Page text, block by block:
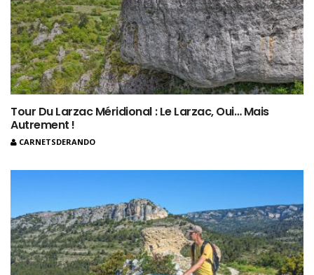
Tour Du Larzac Méridional : Le Larzac, Oui… Mais
Autrement !
CARNETSDERANDO